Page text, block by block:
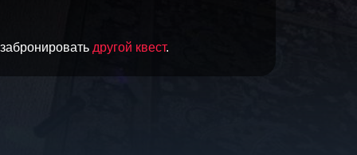
другой квест.